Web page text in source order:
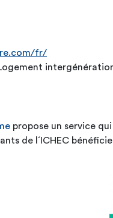
fr/
propose un service
de l´ICHEC